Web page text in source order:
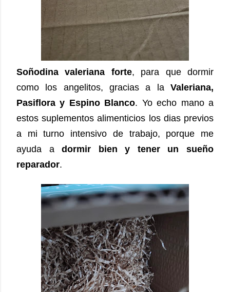
Soñodina valeriana forte, para que dormir
como los angelitos, gracias a la Valeriana,
Pasiflora y Espino Blanco. Yo echo mano a
estos suplementos alimenticios los dias previos
a mi turno intensivo de trabajo, porque me
ayuda adormir bien y tener un sueño
reparador.